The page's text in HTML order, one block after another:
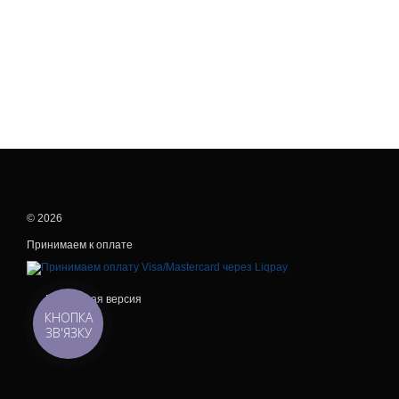
© 2026
Принимаем к оплате
Мобильная версия
КНОПКА
ЗВ'ЯЗКУ